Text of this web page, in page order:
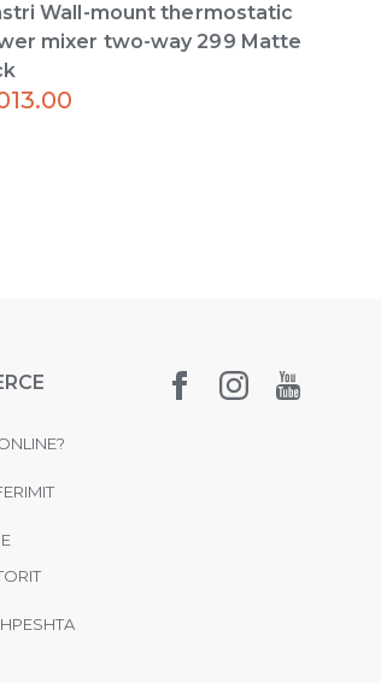
Wall-mount thermostatic
mixer two-way 299 Matte